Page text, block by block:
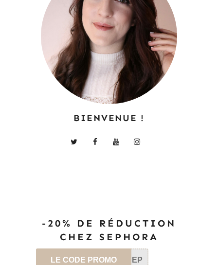
BIENVENUE !
-20% DE RÉDUCTION
CHEZ SEPHORA
LE CODE PROMO SEP